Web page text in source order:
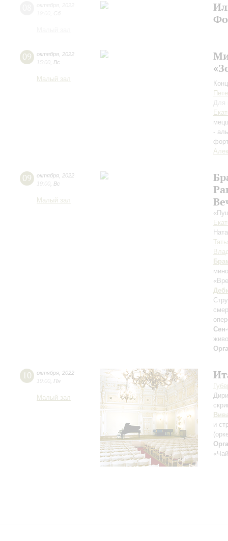
09 октября 2022
15:00 Вс
Малый зал
Для
-
09 октября 2022
19:00 Вс
Малый зал
10 октября 2022
19:00 Пн
Малый зал
и